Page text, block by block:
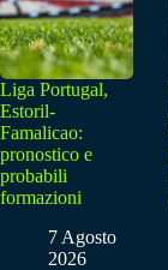
Liga Portugal,
Estoril-
Famalicao:
pronostico e
probabili
formazioni
7 Agosto
2026